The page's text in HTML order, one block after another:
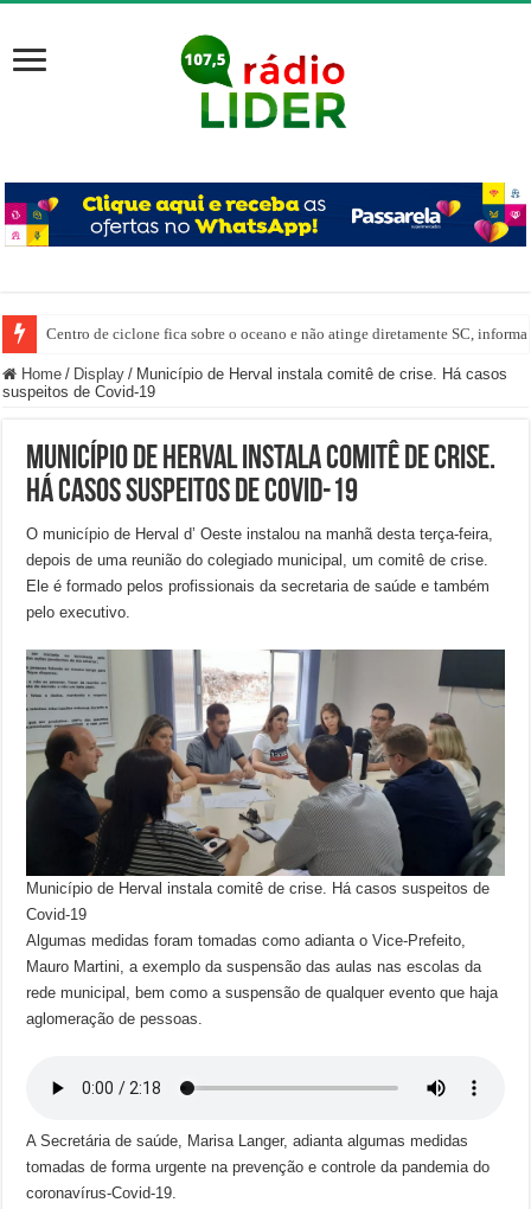
Centro de ciclone fica sobre o oceano e não atinge diretamente SC,
Home / Display / Município de Herval instala comitê de crise. Há casos
suspeitos de Covid-19
Município de Herval instala comitê de crise.
Há casos suspeitos de Covid-19
O município de Herval d’ Oeste instalou na manhã desta terça-feira,
depois de uma reunião do colegiado municipal, um comitê de crise.
Ele é formado pelos profissionais da secretaria de saúde e também
pelo executivo.
Município de Herval instala comitê de crise. Há casos suspeitos de
Covid-19
Algumas medidas foram tomadas como adianta o Vice-Prefeito,
Mauro Martini, a exemplo da suspensão das aulas nas escolas da
rede municipal, bem como a suspensão de qualquer evento que haja
aglomeração de pessoas.
A Secretária de saúde, Marisa Langer, adianta algumas medidas
tomadas de forma urgente na prevenção e controle da pandemia do
coronavírus-Covid-19.